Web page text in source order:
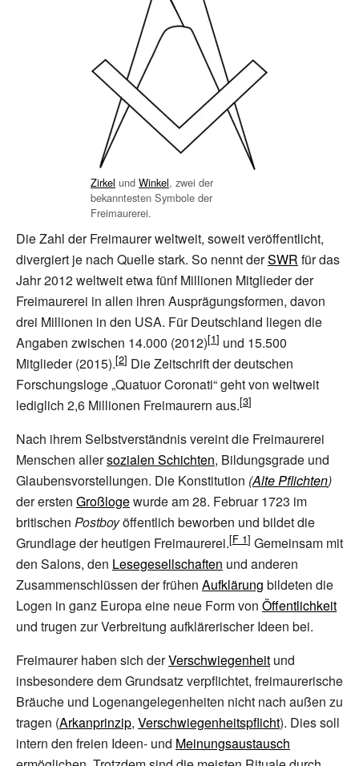
Zirkel und Winkel, zwei der
bekanntesten Symbole der
Freimaurerei.
Die Zahl der Freimaurer weltweit, soweit veröffentlicht,
divergiert je nach Quelle stark. So nennt derSWR für das
Jahr 2012 weltweit etwa fünf Millionen Mitglieder der
Freimaurerei in allen ihren Ausprägungsformen, davon
drei Millionen in den USA. Für Deutschland liegen die
Angaben zwischen 14.000 (2012)
und 15.500
Mitglieder (2015).
Die Zeitschrift der deutschen
Forschungsloge „Quatuor Coronati“ geht von weltweit
lediglich 2,6 Millionen Freimaurern aus.
Nach ihrem Selbstverständnis vereint die Freimaurerei
Menschen allersozialen Schichten, Bildungsgrade und
Glaubensvorstellungen. Die Konstitution (Alte Pflichten)
der ersten Großlogewurde am 28. Februar 1723 im
britischen Postboyöffentlich beworben und bildet die
Grundlage der heutigen Freimaurerei.
Gemeinsam mit
den Salons, den Lesegesellschaften und anderen
Zusammenschlüssen der frühen Aufklärung bildeten die
Logen in ganz Europa eine neue Form von Öffentlichkeit
und trugen zur Verbreitung aufklärerischer Ideen bei.
Freimaurer haben sich derVerschwiegenheit und
insbesondere dem Grundsatz verpflichtet, freimaurerische
Bräuche und Logenangelegenheiten nicht nach außen zu
tragen (Arkanprinzip, Verschwiegenheitspflicht). Dies soll
intern den freien Ideen- und Meinungsaustausch